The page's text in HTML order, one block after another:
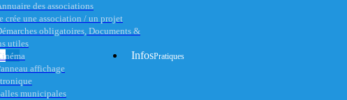
des associations
crée une association / un projet
obligatoires, Documents &
utiles
affichage
municipales
InfosPratiques